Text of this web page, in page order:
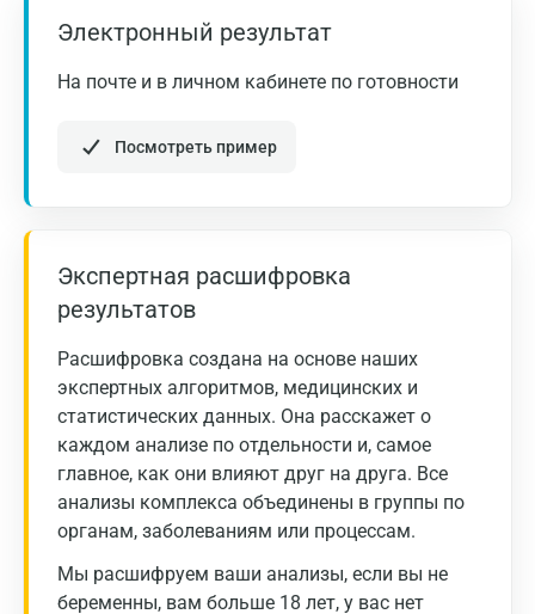
Электронный результат
На почте и в личном кабинете по готовности
Посмотреть пример
Экспертная расшифровка
результатов
Расшифровка создана на основе наших
экспертных алгоритмов, медицинских и
статистических данных. Она расскажет о
каждом анализе по отдельности и, самое
главное, как они влияют друг на друга. Все
анализы комплекса объединены в группы по
органам, заболеваниям или процессам.
Мы расшифруем ваши анализы, если вы не
беременны, вам больше 18 лет, у вас нет